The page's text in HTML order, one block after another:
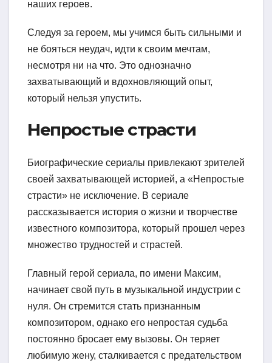
наших героев.
Следуя за героем, мы учимся быть сильными и
не бояться неудач, идти к своим мечтам,
несмотря ни на что. Это однозначно
захватывающий и вдохновляющий опыт,
который нельзя упустить.
Непростые страсти
Биографические сериалы привлекают зрителей
своей захватывающей историей, а «Непростые
страсти» не исключение. В сериале
рассказывается история о жизни и творчестве
известного композитора, который прошел через
множество трудностей и страстей.
Главный герой сериала, по имени Максим,
начинает свой путь в музыкальной индустрии с
нуля. Он стремится стать признанным
композитором, однако его непростая судьба
постоянно бросает ему вызовы. Он теряет
любимую жену, сталкивается с предательством